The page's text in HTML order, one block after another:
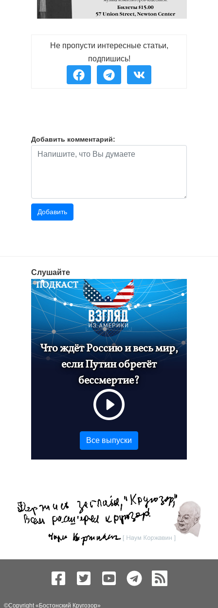
Не пропусти интересные статьи,
подпишись!
Добавить комментарий:
Слушайте
ПОДКАСТ
Что ждёт Россию и весь мир,
если Путин обретёт
бессмертие?
Все выпуски
©Copyright « Бостонский Кругозор»